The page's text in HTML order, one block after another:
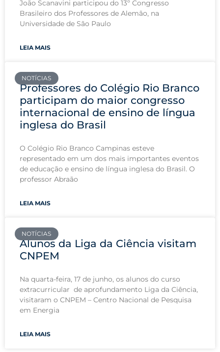
João Scanavini participou do 13º Congresso
Brasileiro dos Professores de Alemão, na
Universidade de São Paulo
LEIA MAIS
NOTÍCIAS
Professores do Colégio Rio Branco
participam do maior congresso
internacional de ensino de língua
inglesa do Brasil
O Colégio Rio Branco Campinas esteve
representado em um dos mais importantes eventos
de educação e ensino de língua inglesa do Brasil. O
professor Abraão
LEIA MAIS
NOTÍCIAS
Alunos da Liga da Ciência visitam
CNPEM
Na quarta-feira, 17 de junho, os alunos do curso
extracurricular de aprofundamento Liga da Ciência,
visitaram o CNPEM – Centro Nacional de Pesquisa
em Energia
LEIA MAIS